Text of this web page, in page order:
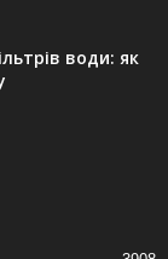
води: як